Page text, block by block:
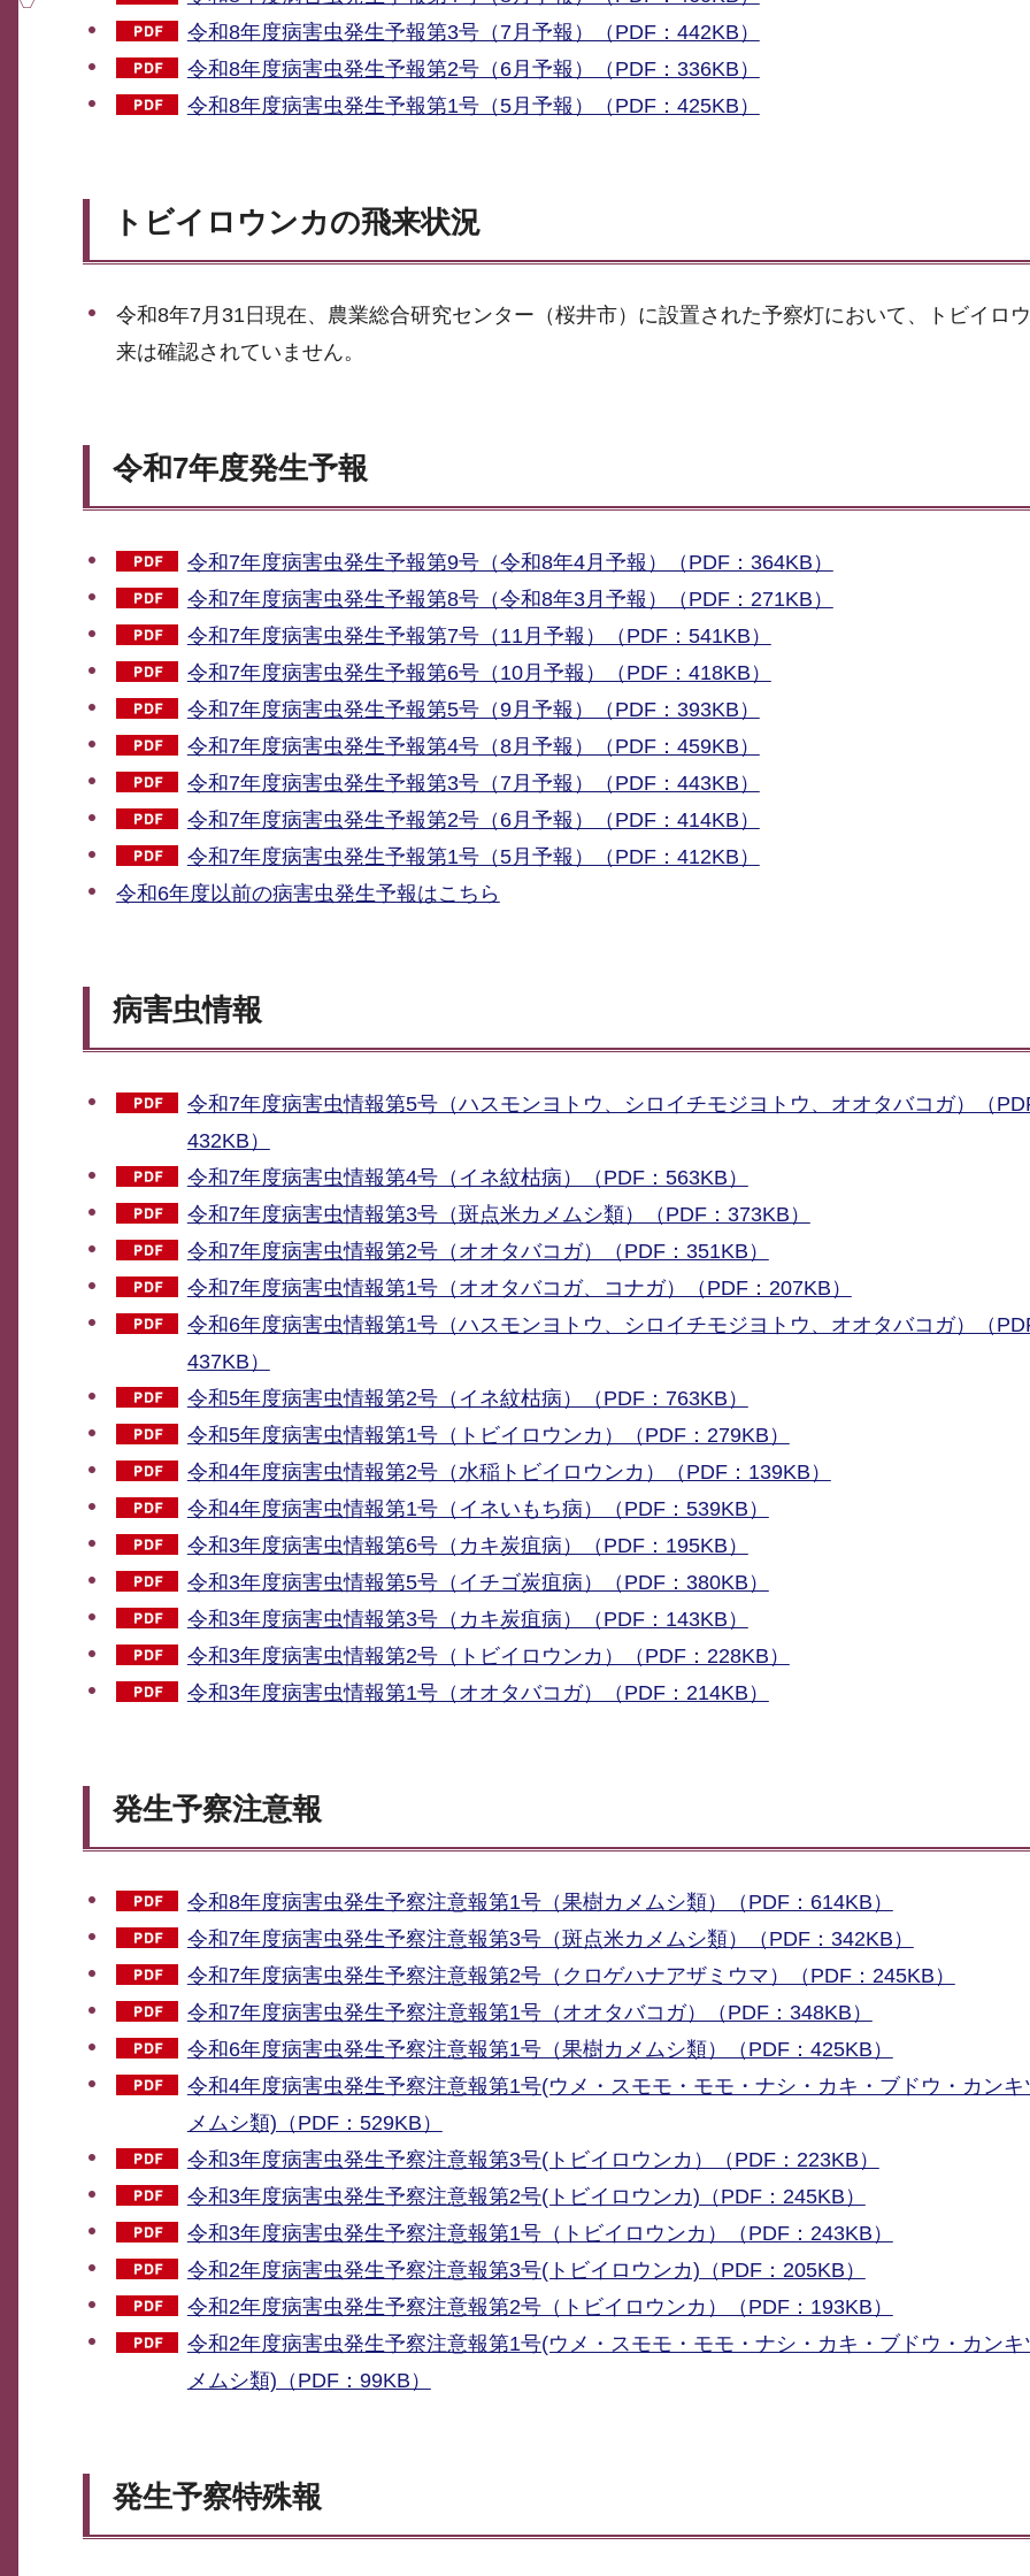
令和8年度病害虫発生予報第3号（7月予報）（PDF：442KB）
令和8年度病害虫発生予報第2号（6月予報）（PDF：336KB）
令和8年度病害虫発生予報第1号（5月予報）（PDF：425KB）
トビイロウンカの飛来状況
令和8年7月31日現在、農業総合研究センター（桜井市）に設置された予察灯において、トビイロ
来は確認されていません。
令和7年度発生予報
令和7年度病害虫発生予報第9号（令和8年4月予報）（PDF：364KB）
令和7年度病害虫発生予報第8号（令和8年3月予報）（PDF：271KB）
令和7年度病害虫発生予報第7号（11月予報）（PDF：541KB）
令和7年度病害虫発生予報第6号（10月予報）（PDF：418KB）
令和7年度病害虫発生予報第5号（9月予報）（PDF：393KB）
令和7年度病害虫発生予報第4号（8月予報）（PDF：459KB）
令和7年度病害虫発生予報第3号（7月予報）（PDF：443KB）
令和7年度病害虫発生予報第2号（6月予報）（PDF：414KB）
令和7年度病害虫発生予報第1号（5月予報）（PDF：412KB）
令和6年度以前の病害虫発生予報はこちら
病害虫情報
令和7年度病害虫情報第5号（ハスモンヨトウ、シロイチモジヨトウ、オオタバコガ）（
432KB）
令和7年度病害虫情報第4号（イネ紋枯病）（PDF：563KB）
令和7年度病害虫情報第3号（斑点米カメムシ類）（PDF：373KB）
令和7年度病害虫情報第2号（オオタバコガ）（PDF：351KB）
令和7年度病害虫情報第1号（オオタバコガ、コナガ）（PDF：207KB）
令和6年度病害虫情報第1号（ハスモンヨトウ、シロイチモジヨトウ、オオタバコガ）（
437KB）
令和5年度病害虫情報第2号（イネ紋枯病）（PDF：763KB）
令和5年度病害虫情報第1号（トビイロウンカ）（PDF：279KB）
令和4年度病害虫情報第2号（水稲トビイロウンカ）（PDF：139KB）
令和4年度病害虫情報第1号（イネいもち病）（PDF：539KB）
令和3年度病害虫情報第6号（カキ炭疽病）（PDF：195KB）
令和3年度病害虫情報第5号（イチゴ炭疽病）（PDF：380KB）
令和3年度病害虫情報第3号（カキ炭疽病）（PDF：143KB）
令和3年度病害虫情報第2号（トビイロウンカ）（PDF：228KB）
令和3年度病害虫情報第1号（オオタバコガ）（PDF：214KB）
発生予察注意報
令和8年度病害虫発生予察注意報第1号（果樹カメムシ類）（PDF：614KB）
令和7年度病害虫発生予察注意報第3号（斑点米カメムシ類）（PDF：342KB）
令和7年度病害虫発生予察注意報第2号（クロゲハナアザミウマ）（PDF：245KB）
令和7年度病害虫発生予察注意報第1号（オオタバコガ）（PDF：348KB）
令和6年度病害虫発生予察注意報第1号（果樹カメムシ類）（PDF：425KB）
令和4年度病害虫発生予察注意報第1号(ウメ・スモモ・モモ・ナシ・カキ・ブドウ・カンキ
メムシ類)（PDF：529KB）
令和3年度病害虫発生予察注意報第3号(トビイロウンカ）（PDF：223KB）
令和3年度病害虫発生予察注意報第2号(トビイロウンカ)（PDF：245KB）
令和3年度病害虫発生予察注意報第1号（トビイロウンカ）（PDF：243KB）
令和2年度病害虫発生予察注意報第3号(トビイロウンカ)（PDF：205KB）
令和2年度病害虫発生予察注意報第2号（トビイロウンカ）（PDF：193KB）
令和2年度病害虫発生予察注意報第1号(ウメ・スモモ・モモ・ナシ・カキ・ブドウ・カンキ
メムシ類)（PDF：99KB）
発生予察特殊報